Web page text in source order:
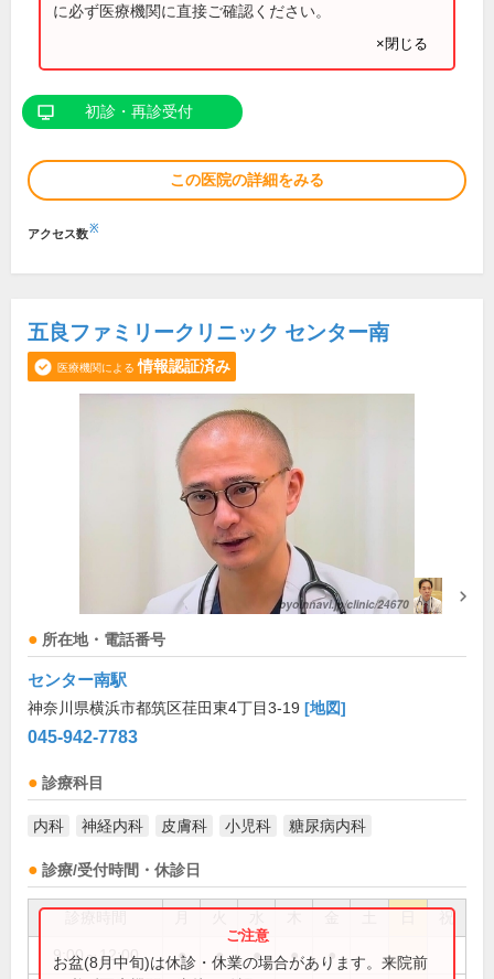
に必ず医療機関に直接ご確認ください。
×閉じる
初診・再診受付
この医院の詳細をみる
アクセス数※
五良ファミリークリニック センター南
医療機関による 情報認証済み
所在地・電話番号
センター南駅
神奈川県横浜市都筑区荏田東4丁目3-19 [地図]
045-942-7783
診療科目
内科 神経内科 皮膚科 小児科 糖尿病内科
診療/受付時間・休診日
祝
9:00～12:00 ● ● ● ● ●
お盆(8月中旬)は休診・休業の場合があります。来院前